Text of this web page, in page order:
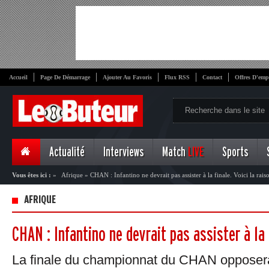
Accueil Page De Démarrage Ajouter Au Favoris Flux RSS Contact Offres
Actualité Interviews Match LIVE Sports
Vous êtes ici : » Afrique » CHAN : Infantino ne devrait pas assister à la finale. Voici la
AFRIQUE
CHAN : Infantino ne devrait pas assister à
La finale du championnat du CHAN